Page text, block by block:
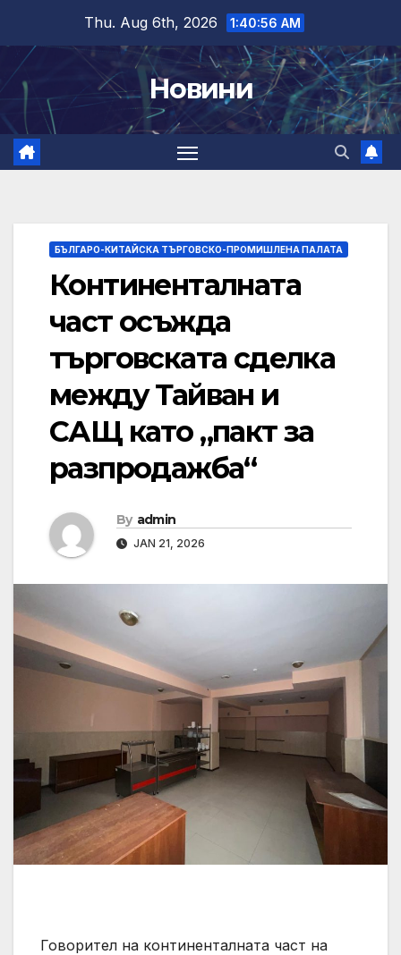
content
Thu. Aug 6th, 2026 1:40:57 AM
Новини
БЪЛГАРО-КИТАЙСКА ТЪРГОВСКО-ПРОМИШЛЕНА ПАЛАТА
Континенталната
част осъжда
търговската сделка
между Тайван и
САЩ като „пакт за
разпродажба“
By admin
JAN 21, 2026
Говорител на континенталната част на